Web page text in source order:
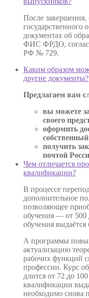
После
государственного
документах об
ФИС ФРДО,
РФ № 729.
Каким образом
другие документы?
Предлагаем вам
вы можете
своего
оформить
собственный
получить
почтой
Чем отличается
квалификации?
В процессе
дополнительное
позволяющее
обучения — от 500
обучения
А программы
актуализацию
рабочих функций
профессии. Курс
длится от 72 до
квалификации
необходимо снова